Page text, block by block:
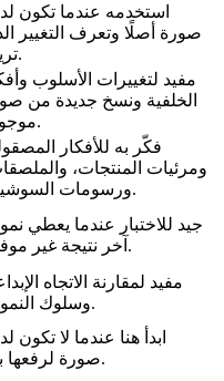
استخدمه عندما تكون
صورة أصلًا وتعرف التغيير
تريده.
مفيد لتغييرات الأسلوب
الخلفية ونسخ جديدة من
موجودة.
فكّر به للأفكار
ومرئيات المنتجات،
ورسومات السوشيال.
جيد للاختبار عندما يعطي
آخر نتيجة غير موفقة.
مفيد لمقارنة الاتجاه
وسلوك النموذج.
ابدأ هنا عندما لا تكون
صورة لرفعها بعد.